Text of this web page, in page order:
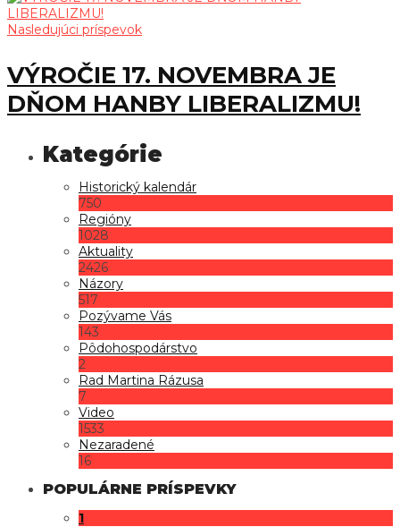
Nasledujúci príspevok
VÝROČIE 17. NOVEMBRA JE
DŇOM HANBY LIBERALIZMU!
Historický kalendár
750
Regióny
1028
Aktuality
2426
Názory
517
Pozývame Vás
143
Pôdohospodárstvo
2
Rad Martina Rázusa
7
Video
1533
Nezaradené
16
POPULÁRNE PRÍSPEVKY
1